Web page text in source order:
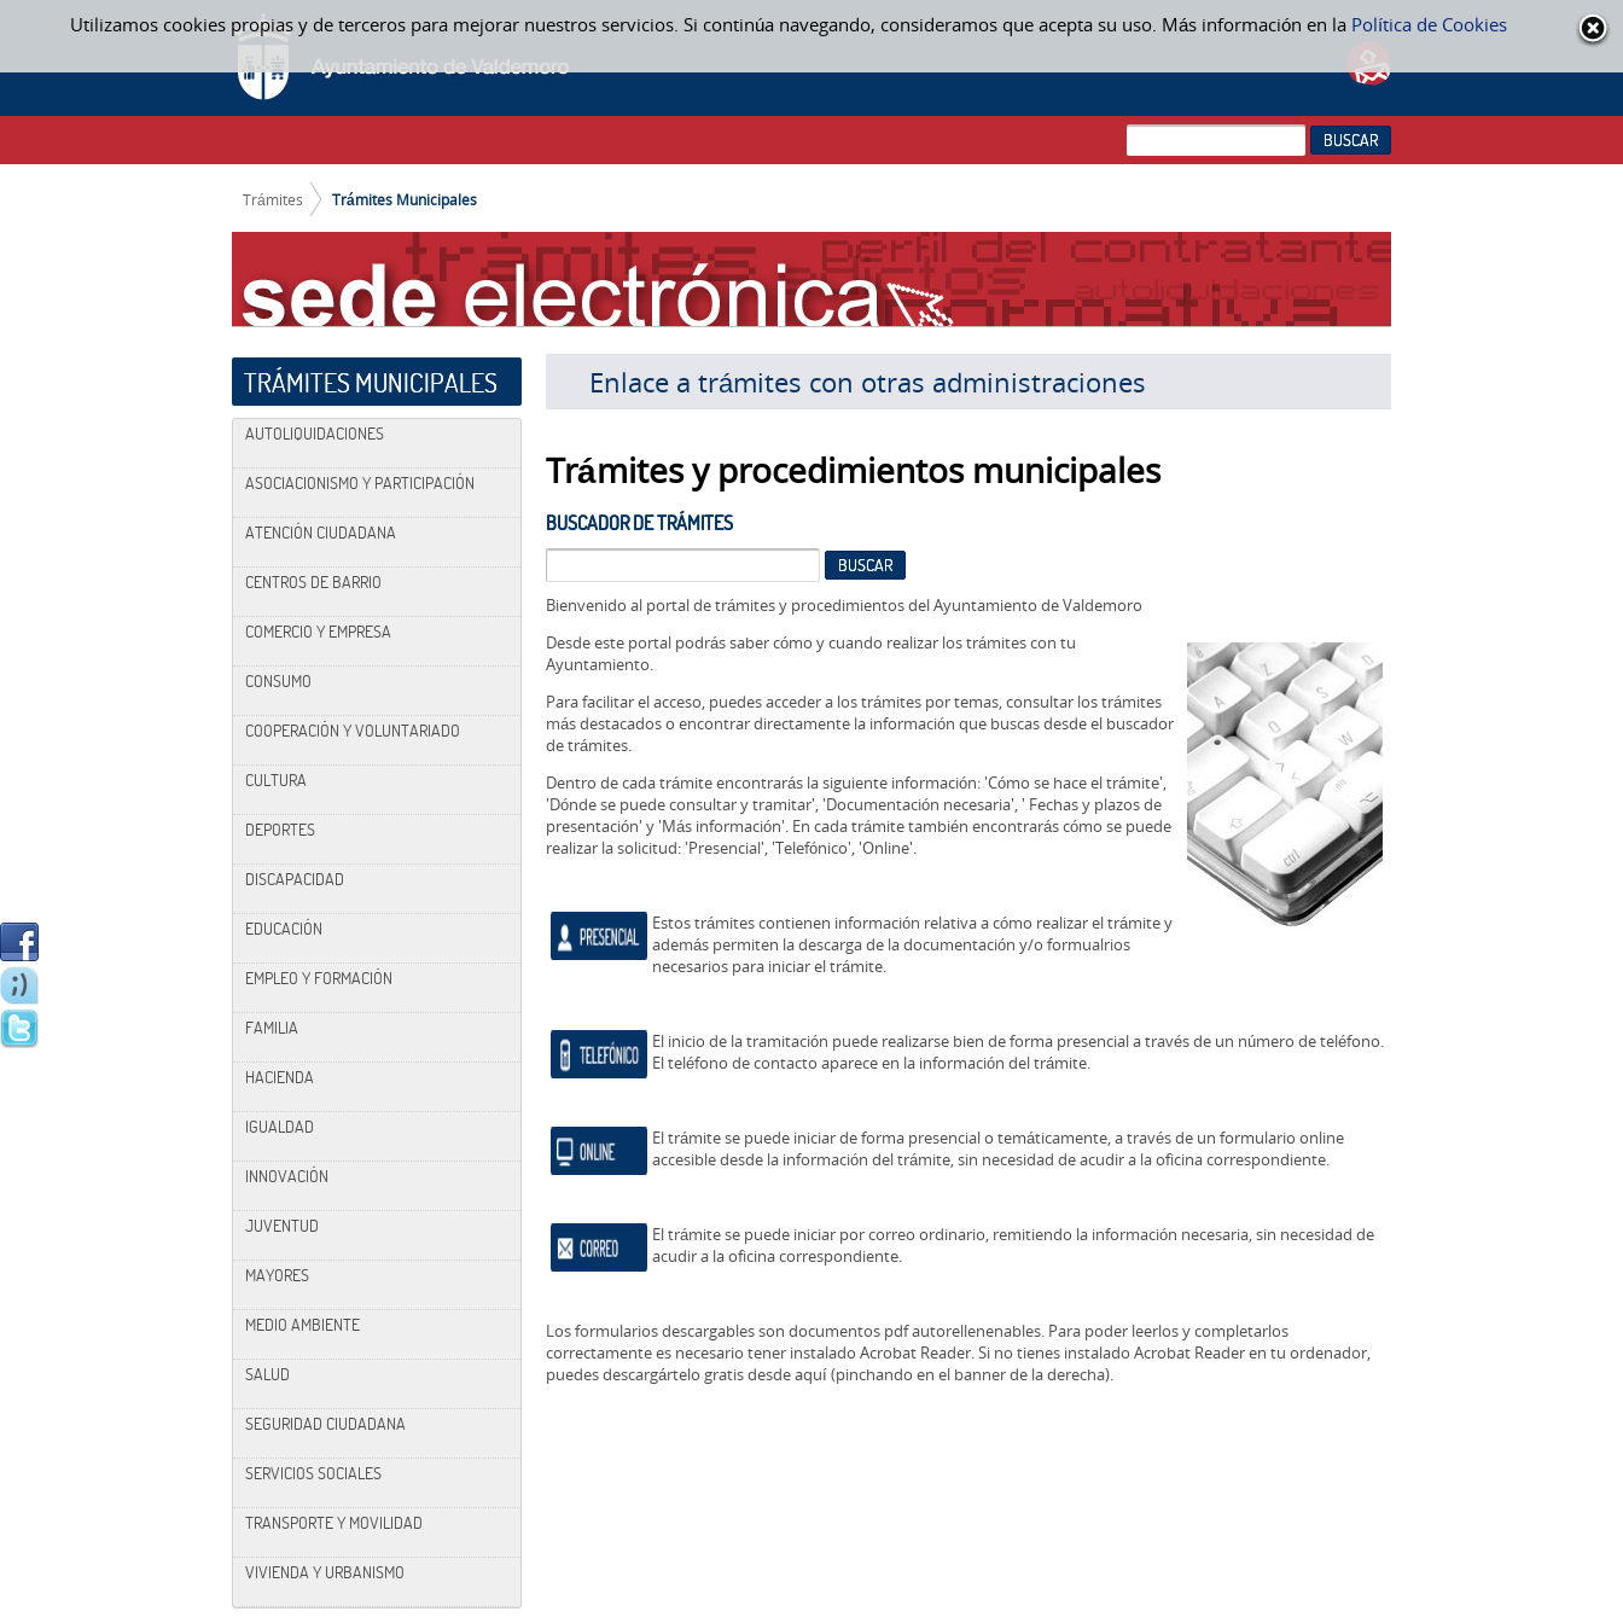
Utilizamos cookies propias y de terceros para mejorar nuestros servicios. Si continúa navegando, consideramos que acepta su uso. Más información en la Política de Cookies
Saltar al contenido
TRÁMITES MUNICIPALES
CAMINO DE MIGAS
Trámites Trámites Municipales
TRÁMITES MUNICIPALES
AUTOLIQUIDACIONES
ASOCIACIONISMO Y PARTICIPACIÓN
ATENCIÓN CIUDADANA
CENTROS DE BARRIO
COMERCIO Y EMPRESA
CONSUMO
COOPERACIÓN Y VOLUNTARIADO
CULTURA
DEPORTES
DISCAPACIDAD
EDUCACIÓN
EMPLEO Y FORMACIÓN
FAMILIA
HACIENDA
IGUALDAD
INNOVACIÓN
JUVENTUD
MAYORES
MEDIO AMBIENTE
SALUD
SEGURIDAD CIUDADANA
SERVICIOS SOCIALES
TRANSPORTE Y MOVILIDAD
VIVIENDA Y URBANISMO
Enlace a trámites con otras administraciones
Trámites y procedimientos municipales
BUSCADOR DE TRÁMITES
Bienvenido al portal de trámites y procedimientos del Ayuntamiento de Valdemoro
Desde este portal podrás saber cómo y cuando realizar los trámites con tu
Ayuntamiento.
Para facilitar el acceso, puedes acceder a los trámites por temas, consultar los trámites
más destacados o encontrar directamente la información que buscas desde el buscador
de trámites.
Dentro de cada trámite encontrarás la siguiente información: 'Cómo se hace el trámite',
'Dónde se puede consultar y tramitar', 'Documentación necesaria', ' Fechas y plazos de
presentación' y 'Más información'. En cada trámite también encontrarás cómo se puede
realizar la solicitud: 'Presencial', 'Telefónico', 'Online'.
Estos trámites contienen información relativa a cómo realizar el trámite y
además permiten la descarga de la documentación y/o formualrios
necesarios para iniciar el trámite.
El inicio de la tramitación puede realizarse bien de forma presencial a través de un número de teléfono.
El teléfono de contacto aparece en la información del trámite.
El trámite se puede iniciar de forma presencial o temáticamente, a través de un formulario online
accesible desde la información del trámite, sin necesidad de acudir a la oficina correspondiente.
El trámite se puede iniciar por correo ordinario, remitiendo la información necesaria, sin necesidad de
acudir a la oficina correspondiente.
Los formularios descargables son documentos pdf autorellenenables. Para poder leerlos y completarlos
correctamente es necesario tener instalado Acrobat Reader. Si no tienes instalado Acrobat Reader en tu ordenador,
puedes descargártelo gratis desde aquí (pinchando en el banner de la derecha).